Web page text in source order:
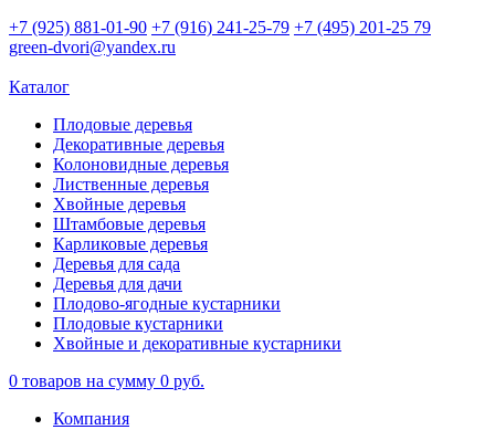
+7 (925) 881-01-90 +7 (916) 241-25-79 +7 (495) 201-25 79
green-dvori@yandex.ru
Каталог
Плодовые деревья
Декоративные деревья
Колоновидные деревья
Лиственные деревья
Хвойные деревья
Штамбовые деревья
Карликовые деревья
Деревья для сада
Деревья для дачи
Плодово-ягодные кустарники
Плодовые кустарники
Хвойные и декоративные кустарники
0 товаров на сумму 0 руб.
Компания